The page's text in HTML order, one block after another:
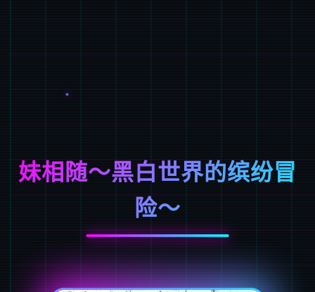
妹相随～黑白世界的缤纷冒
险～